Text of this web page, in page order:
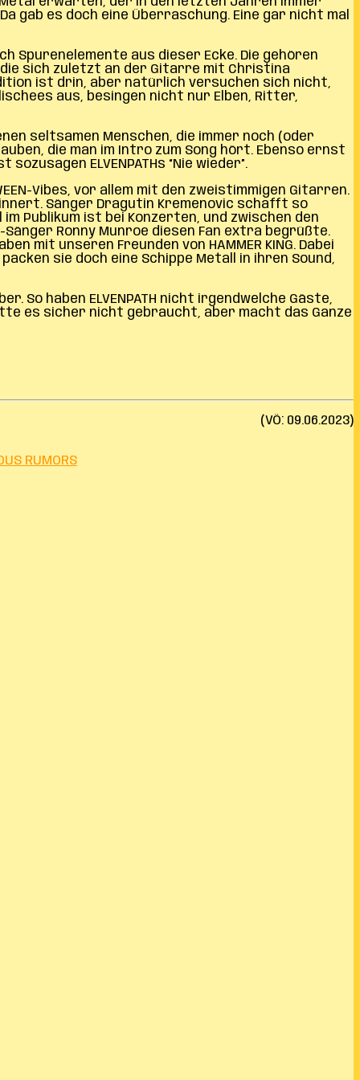
gab es doch eine Überraschung. Eine gar nicht mal
Spurenelemente aus dieser Ecke. Die gehören
sich zuletzt an der Gitarre mit Christina
ist drin, aber natürlich versuchen sich nicht,
aus, besingen nicht nur Elben, Ritter,
seltsamen Menschen, die immer noch (oder
die man im Intro zum Song hört. Ebenso ernst
ELVENPATHs “Nie wieder”.
Vibes, vor allem mit den zweistimmigen Gitarren.
Sänger Dragutin Kremenovic schafft so
Publikum ist bei Konzerten, und zwischen den
Sänger Ronny Munroe diesen Fan extra begrüßte.
mit unseren Freunden von HAMMER KING. Dabei
sie doch eine Schippe Metall in ihren Sound,
So haben ELVENPATH nicht irgendwelche Gäste,
es sicher nicht gebraucht, aber macht das Ganze
(VÖ: 09.06.2023)
RUMORS